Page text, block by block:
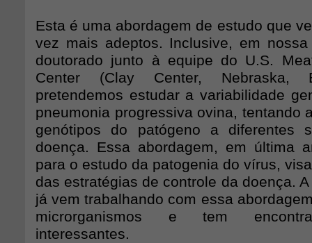
Esta é uma abordagem de estudo que
vez mais adeptos. Inclusive, em
doutorado junto à equipe do U.S.
Center (Clay Center, Nebraska,
pretendemos estudar a variabilidade
pneumonia progressiva ovina, tentando
genótipos do patógeno a diferentes
doença. Essa abordagem, em última
para o estudo da patogenia do vírus,
das estratégias de controle da doença.
já vem trabalhando com essa
microrganismos e tem
interessantes.